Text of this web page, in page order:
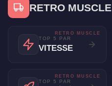
RETRO MUSCLE
TOP 5 PAR
VITESSE
RETRO MUSCLE
TOP 5 PAR
RETRO MUSCLE